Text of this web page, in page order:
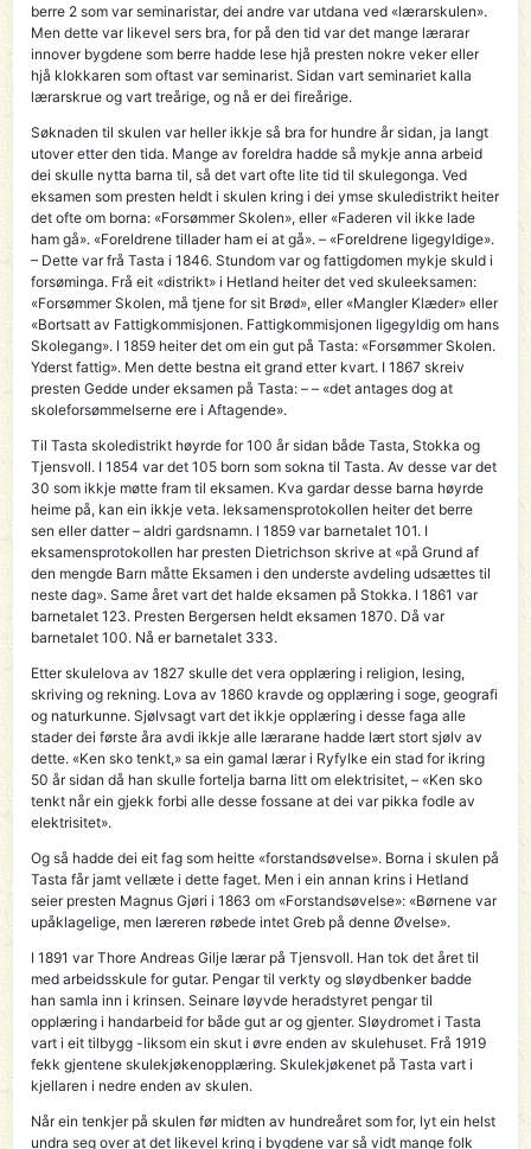
berre 2 som var seminaristar, dei andre var utdana ved «lærarskulen».
Men dette var likevel sers bra, for på den tid var det mange lærarar
innover bygdene som berre hadde lese hjå presten nokre veker eller
hjå klokkaren som oftast var seminarist. Sidan vart seminariet kalla
lærarskrue og vart treårige, og nå er dei fireårige.
Søknaden til skulen var heller ikkje så bra for hundre år sidan, ja langt
utover etter den tida. Mange av foreldra hadde så mykje anna arbeid
dei skulle nytta barna til, så det vart ofte lite tid til skulegonga. Ved
eksamen som presten heldt i skulen kring i dei ymse skuledistrikt heiter
det ofte om borna: «Forsømmer Skolen», eller «Faderen vil ikke lade
ham gå». «Foreldrene tillader ham ei at gå». – «Foreldrene ligegyldige».
– Dette var frå Tasta i 1846. Stundom var og fattigdomen mykje skuld i
forsøminga. Frå eit «distrikt» i Hetland heiter det ved skuleeksamen:
«Forsømmer Skolen, må tjene for sit Brød», eller «Mangler Klæder» eller
«Bortsatt av Fattigkommisjonen. Fattigkommisjonen ligegyldig om hans
Skolegang». I 1859 heiter det om ein gut på Tasta: «Forsømmer Skolen.
Yderst fattig». Men dette bestna eit grand etter kvart. I 1867 skreiv
presten Gedde under eksamen på Tasta: – – «det antages dog at
skoleforsømmelserne ere i Aftagende».
Til Tasta skoledistrikt høyrde for 100 år sidan både Tasta, Stokka og
Tjensvoll. I 1854 var det 105 born som sokna til Tasta. Av desse var det
30 som ikkje møtte fram til eksamen. Kva gardar desse barna høyrde
heime på, kan ein ikkje veta. leksamensprotokollen heiter det berre
sen eller datter – aldri gardsnamn. I 1859 var barnetalet 101. I
eksamensprotokollen har presten Dietrichson skrive at «på Grund af
den mengde Barn måtte Eksamen i den underste avdeling udsættes til
neste dag». Same året vart det halde eksamen på Stokka. I 1861 var
barnetalet 123. Presten Bergersen heldt eksamen 1870. Då var
barnetalet 100. Nå er barnetalet 333.
Etter skulelova av 1827 skulle det vera opplæring i religion, lesing,
skriving og rekning. Lova av 1860 kravde og opplæring i soge, geografi
og naturkunne. Sjølvsagt vart det ikkje opplæring i desse faga alle
stader dei første åra avdi ikkje alle lærarane hadde lært stort sjølv av
dette. «Ken sko tenkt,» sa ein gamal lærar i Ryfylke ein stad for ikring
50 år sidan då han skulle fortelja barna litt om elektrisitet, – «Ken sko
tenkt når ein gjekk forbi alle desse fossane at dei var pikka fodle av
elektrisitet».
Og så hadde dei eit fag som heitte «forstandsøvelse». Borna i skulen på
Tasta får jamt vellæte i dette faget. Men i ein annan krins i Hetland
seier presten Magnus Gjøri i 1863 om «Forstandsøvelse»: «Børnene var
upåklagelige, men læreren røbede intet Greb på denne Øvelse».
I 1891 var Thore Andreas Gilje lærar på Tjensvoll. Han tok det året til
med arbeidsskule for gutar. Pengar til verkty og sløydbenker badde
han samla inn i krinsen. Seinare løyvde heradstyret pengar til
opplæring i handarbeid for både gut ar og gjenter. Sløydromet i Tasta
vart i eit tilbygg -liksom ein skut i øvre enden av skulehuset. Frå 1919
fekk gjentene skulekjøkenopplæring. Skulekjøkenet på Tasta vart i
kjellaren i nedre enden av skulen.
Når ein tenkjer på skulen før midten av hundreåret som for, lyt ein helst
undra seg over at det likevel kring i bygdene var så vidt mange folk